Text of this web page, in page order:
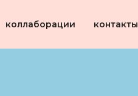
коллаборации контакты